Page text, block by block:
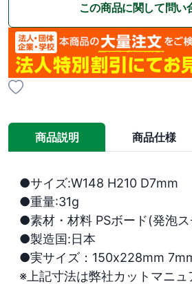
この商品に関して問い
商品説明 商品仕様
●サイズ:W148 H210 D7mm
●重量:31g
●素材・材料 PSボード(発泡
●製造国:日本
●実サイズ：150x228mm
※上記寸法は弊社カットマニュ